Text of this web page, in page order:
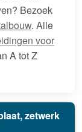
Bezoek
. Alle
voor
A tot Z
zetwerk